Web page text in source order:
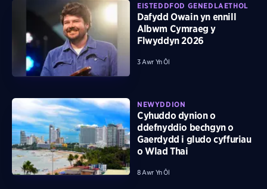
EISTEDDFOD GENEDLAETHOL
Dafydd Owain yn ennill
Albwm Cymraeg y
Flwyddyn 2026
3 Awr Yn Ôl
NEWYDDION
Cyhuddo dynion o
ddefnyddio bechgyn o
Gaerdydd i gludo cyffuriau
o Wlad Thai
8 Awr Yn Ôl